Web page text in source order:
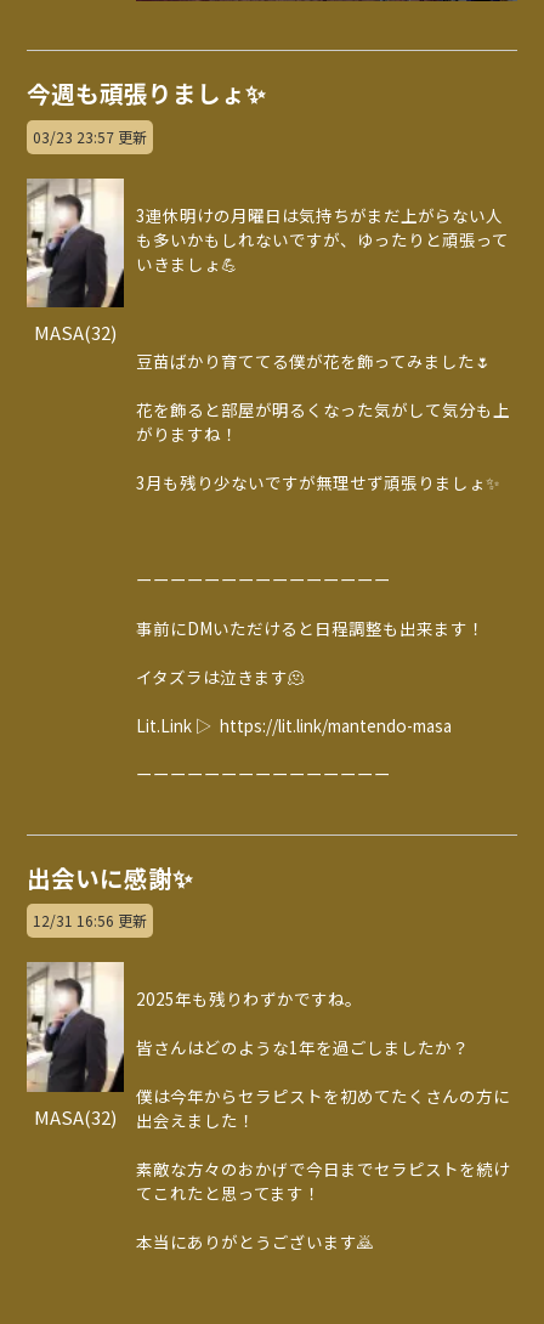
今週も頑張りましょ✨
03/23 23:57 更新
MASA(32)
3連休明けの月曜日は気持ちがまだ上がらない人
も多いかもしれないですが、ゆったりと頑張って
いきましょ💪
豆苗ばかり育ててる僕が花を飾ってみました🌷
花を飾ると部屋が明るくなった気がして気分も上
がりますね！
3月も残り少ないですが無理せず頑張りましょ✨
ーーーーーーーーーーーーーーー
事前にDMいただけると日程調整も出来ます！
イタズラは泣きます🫠
Lit.Link ▷ https://lit.link/mantendo-masa
ーーーーーーーーーーーーーーー
出会いに感謝✨
12/31 16:56 更新
MASA(32)
2025年も残りわずかですね。
皆さんはどのような1年を過ごしましたか？
僕は今年からセラピストを初めてたくさんの方に
出会えました！
素敵な方々のおかげで今日までセラピストを続け
てこれたと思ってます！
本当にありがとうございます🙇